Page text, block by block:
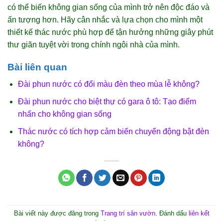
có thể biến không gian sống của mình trở nên độc đáo và
ấn tượng hơn. Hãy cân nhắc và lựa chọn cho mình một
thiết kế thác nước phù hợp để tận hưởng những giây phút
thư giãn tuyệt vời trong chính ngôi nhà của mình.
Bài liên quan
Đài phun nước có đổi màu đèn theo mùa lễ không?
Đài phun nước cho biệt thự có gara ô tô: Tạo điểm
nhấn cho không gian sống
Thác nước có tích hợp cảm biến chuyển động bật đèn
không?
Bài viết này được đăng trong Trang trí sân vườn. Đánh dấu liên kết